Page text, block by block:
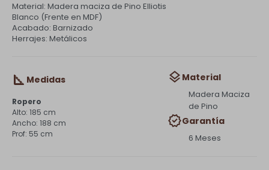
Material: Madera maciza de Pino Elliotis
Blanco (Frente en MDF)
Acabado: Barnizado
Herrajes: Metálicos
Medidas
Ropero
185 cm
188 cm
55 cm
Material
Madera Maciza
de Pino
Garantía
6 Meses